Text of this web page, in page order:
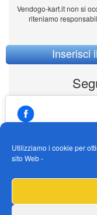
Utilizziamo i cookie per
sito Web -
Vendogo-kart.it non si
riteniamo
Inserisci
https://Fai clic